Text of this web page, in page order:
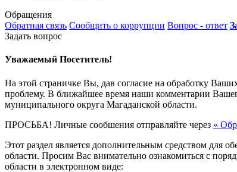
Обращения
Обратная связь Сообщить о коррупции Вопрос - ответ
Задать вопрос
Уважаемый Посетитель!
На этой страничке Вы, дав согласие на обработку
проблему. В ближайшее время наши комментарии
муниципального округа Магаданской области.
ПРОСЬБА! Личные сообшения отправляйте через «
Этот раздел является дополнительным средством для
области. Просим Вас внимательно ознакомиться с
области в электронном виде: